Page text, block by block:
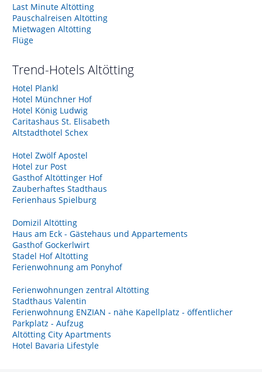
Last Minute Altötting
Pauschalreisen Altötting
Mietwagen Altötting
Flüge
Trend-Hotels Altötting
Hotel Plankl
Hotel Münchner Hof
Hotel König Ludwig
Caritashaus St. Elisabeth
Altstadthotel Schex
Hotel Zwölf Apostel
Hotel zur Post
Gasthof Altöttinger Hof
Zauberhaftes Stadthaus
Ferienhaus Spielburg
Domizil Altötting
Haus am Eck - Gästehaus und Appartements
Gasthof Gockerlwirt
Stadel Hof Altötting
Ferienwohnung am Ponyhof
Ferienwohnungen zentral Altötting
Stadthaus Valentin
Ferienwohnung ENZIAN - nähe Kapellplatz - öffentlicher
Parkplatz - Aufzug
Altötting City Apartments
Hotel Bavaria Lifestyle